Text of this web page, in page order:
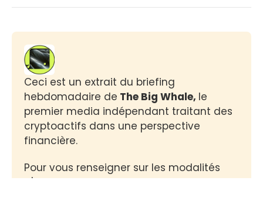
Ceci est un extrait du briefing
hebdomadaire de The Big Whale, le
premier media indépendant traitant des
cryptoactifs dans une perspective
financière.
Pour vous renseigner sur les modalités
d'abonnement :